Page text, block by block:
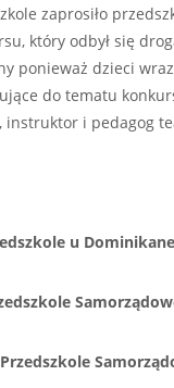
zaprosiło
który odbył się
ponieważ dzieci
do tematu
i pedagog
u